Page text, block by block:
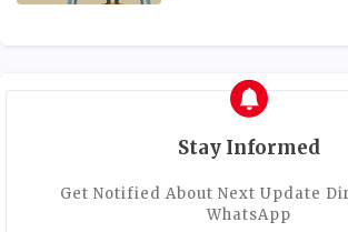
Stay Informed
Get Notified About Next Update
WhatsApp